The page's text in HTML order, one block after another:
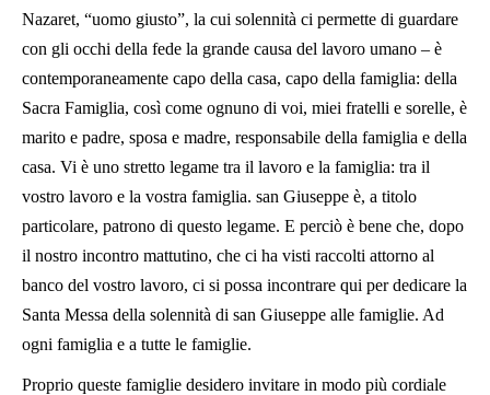
Nazaret, “uomo giusto”, la cui solennità ci permette di guardare
con gli occhi della fede la grande causa del lavoro umano – è
contemporaneamente capo della casa, capo della famiglia: della
Sacra Famiglia, così come ognuno di voi, miei fratelli e sorelle, è
marito e padre, sposa e madre, responsabile della famiglia e della
casa. Vi è uno stretto legame tra il lavoro e la famiglia: tra il
vostro lavoro e la vostra famiglia. san Giuseppe è, a titolo
particolare, patrono di questo legame. E perciò è bene che, dopo
il nostro incontro mattutino, che ci ha visti raccolti attorno al
banco del vostro lavoro, ci si possa incontrare qui per dedicare la
Santa Messa della solennità di san Giuseppe alle famiglie. Ad
ogni famiglia e a tutte le famiglie.
Proprio queste famiglie desidero invitare in modo più cordiale